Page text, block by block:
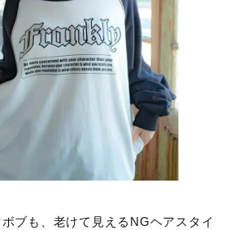
ブも、老けて見えるNGヘアスタイ